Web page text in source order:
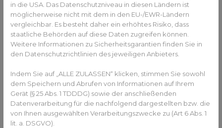
in die USA. Das Datenschutzniveau in diesen Ländern ist
möglicherweise nicht mit dem in den EU-/EWR-Ländern
vergleichbar. Es besteht daher ein erhöhtes Risiko, dass
staatliche Behörden auf diese Daten zugreifen können.
Weitere Informationen zu Sicherheitsgarantien finden Sie in
den Datenschutzrichtlinien des jeweiligen Anbieters.
Indem Sie auf „ALLE ZULASSEN“ klicken, stimmen Sie sowohl
dem Speichern und Abrufen von Informationen auf Ihrem
Gerät (§ 25 Abs. 1 TDDDG) sowie der anschließenden
Datenverarbeitung für die nachfolgend dargestellten bzw. die
von Ihnen ausgewählten Verarbeitungszwecke zu (Art 6 Abs. 1
lit. a. DSGVO).